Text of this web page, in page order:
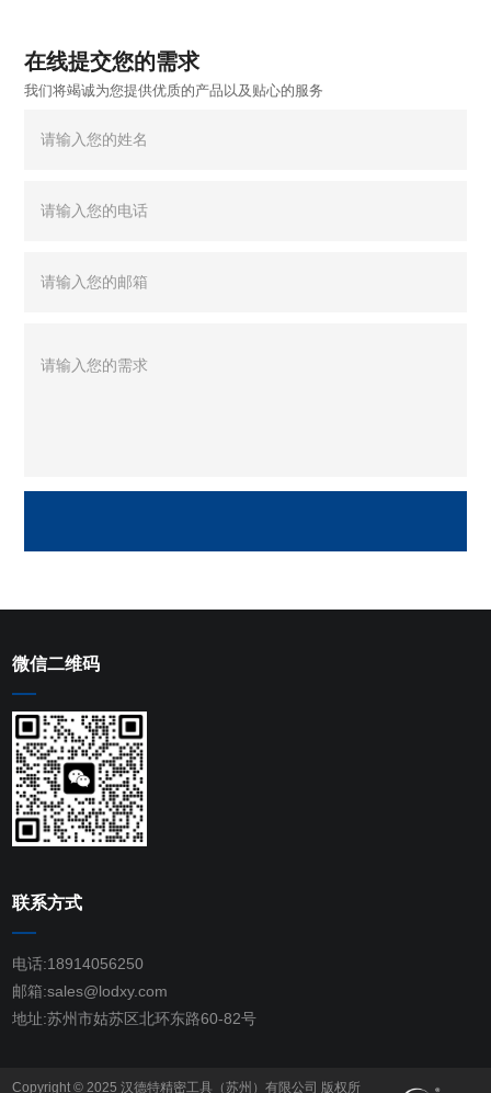
在线提交您的需求
我们将竭诚为您提供优质的产品以及贴心的服务
微信二维码
联系方式
电话:18914056250
邮箱:sales@lodxy.com
地址:苏州市姑苏区北环东路60-82号
Copyright © 2025 汉德特精密工具（苏州）有限公司 版权所